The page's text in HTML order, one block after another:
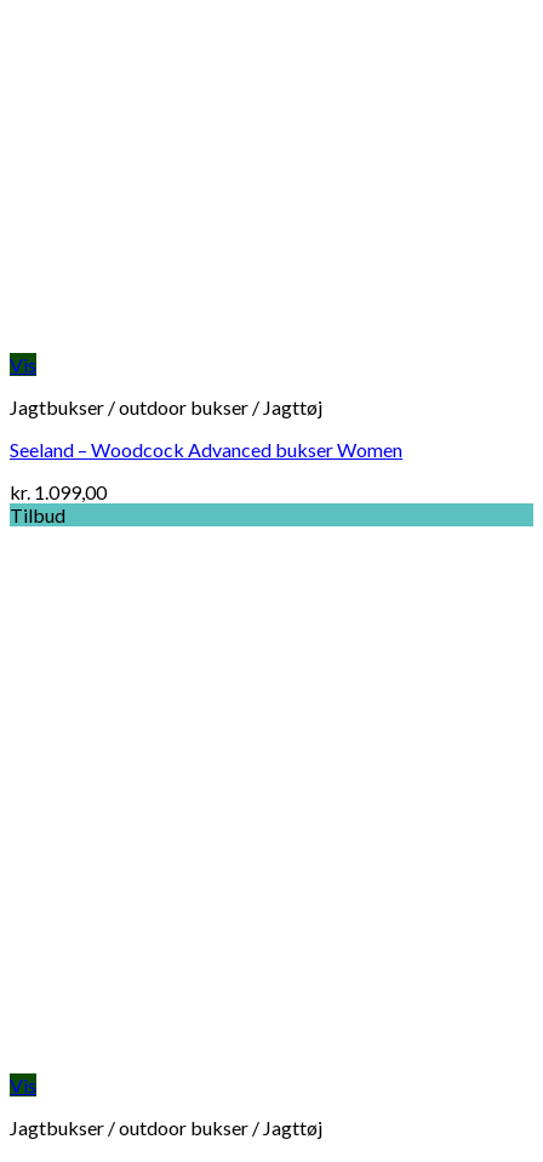
Vis
Jagtbukser / outdoor bukser / Jagttøj
Seeland – Woodcock Advanced bukser Women
kr. 1.099,00
Tilbud
Vis
Jagtbukser / outdoor bukser / Jagttøj